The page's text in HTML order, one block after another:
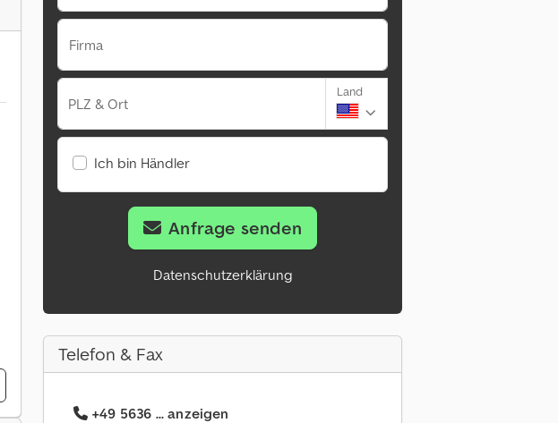
Firma
PLZ & Ort
Land
Ich bin Händler
Anfrage senden
Datenschutzerklärung
Telefon & Fax
+49 5636 ... anzeigen